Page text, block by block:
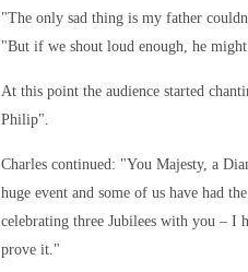
"The only sad thing is my father
"But if we shout loud enough, he
At this point the audience started
Philip".
Charles continued: "You Majesty, a
huge event and some of us have had
celebrating three Jubilees with you – I
prove it."